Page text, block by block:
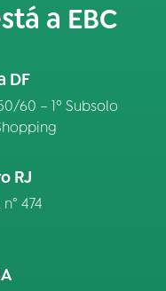
a EBC
DF
60 – 1º Subsolo
RJ
474